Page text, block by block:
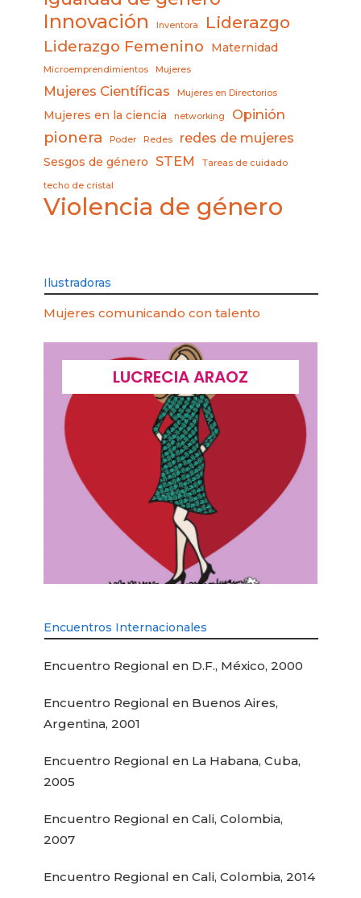
Innovación Inventora Liderazgo
Liderazgo Femenino Maternidad
Microemprendimientos Mujeres
Mujeres Científicas Mujeres en Directorios
Mujeres en la ciencia networking Opinión
pionera Poder Redes redes de mujeres
Sesgos de género STEM Tareas de cuidado
techo de cristal
Violencia de género
Ilustradoras
Mujeres comunicando con talento
LUCIA PICERNO
Encuentros Internacionales
Encuentro Regional en D.F., México, 2000
Encuentro Regional en Buenos Aires,
Argentina, 2001
Encuentro Regional en La Habana, Cuba,
2005
Encuentro Regional en Cali, Colombia,
2007
Encuentro Regional en Cali, Colombia, 2014